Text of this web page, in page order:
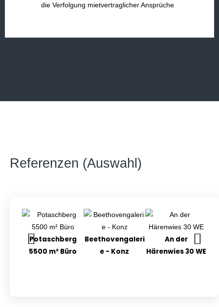
die Verfolgung mietvertraglicher Ansprüche
Referenzen (Auswahl)
Potaschberg
5500 m² Büro
Beethovengaleri
e - Konz
An der
Härenwies 30 WE